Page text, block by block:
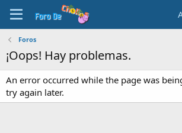
Foros
¡Oops! Hay problemas.
An error occurred while the page was
try again later.